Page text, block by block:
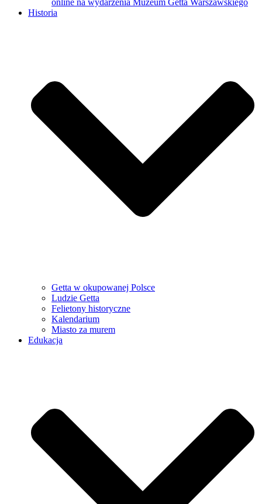
Historia
Getta w okupowanej Polsce
Ludzie Getta
Felietony historyczne
Kalendarium
Miasto za murem
Edukacja